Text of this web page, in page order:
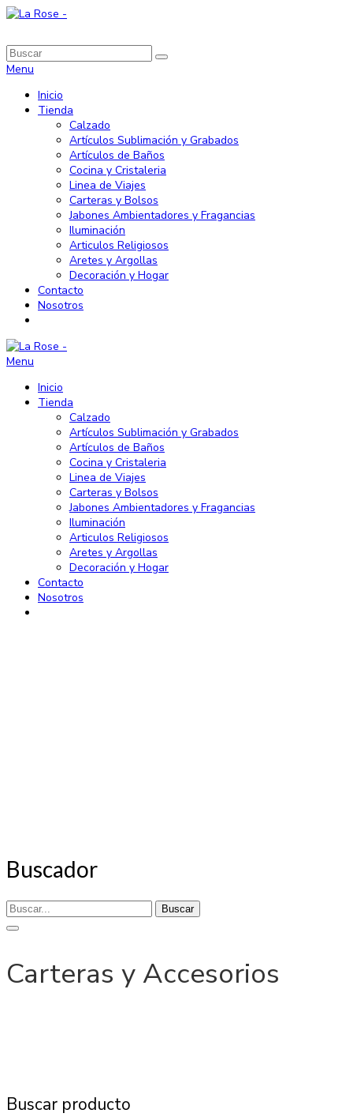
Menu
Inicio
Tienda
Calzado
Artículos Sublimación y Grabados
Artículos de Baños
Cocina y Cristaleria
Linea de Viajes
Carteras y Bolsos
Jabones Ambientadores y Fragancias
Iluminación
Articulos Religiosos
Aretes y Argollas
Decoración y Hogar
Contacto
Nosotros
Menu
Inicio
Tienda
Calzado
Artículos Sublimación y Grabados
Artículos de Baños
Cocina y Cristaleria
Linea de Viajes
Carteras y Bolsos
Jabones Ambientadores y Fragancias
Iluminación
Articulos Religiosos
Aretes y Argollas
Decoración y Hogar
Contacto
Nosotros
Buscador
Buscar
Carteras y Accesorios
Buscar producto